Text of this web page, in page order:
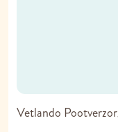
Vetlando